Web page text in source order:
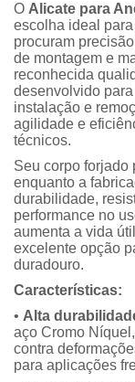
O Alicate para
escolha ideal
procuram
de montagem e
reconhecida
desenvolvido
instalação e
agilidade e
técnicos.
Seu corpo forjado
enquanto a
durabilidade,
performance no
aumenta a vida
excelente opção
duradouro.
Características:
• Alta
aço Cromo
contra
para aplicações